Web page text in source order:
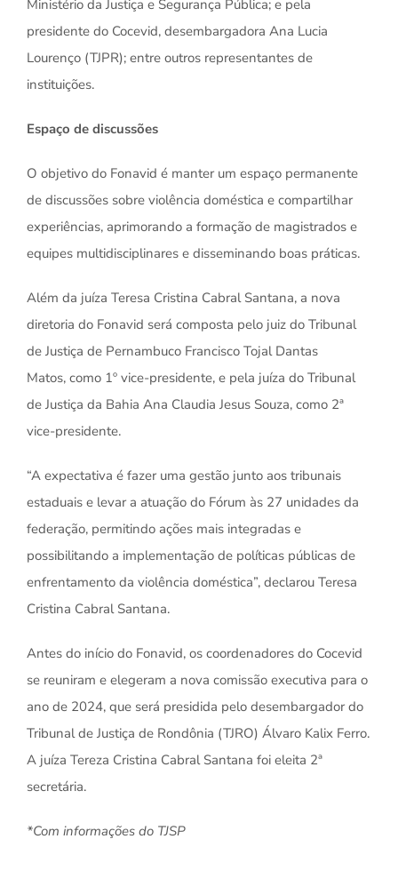
Ministério da Justiça e Segurança Pública; e pela
presidente do Cocevid, desembargadora Ana Lucia
Lourenço (TJPR); entre outros representantes de
instituições.
Espaço de discussões
O objetivo do Fonavid é manter um espaço permanente
de discussões sobre violência doméstica e compartilhar
experiências, aprimorando a formação de magistrados e
equipes multidisciplinares e disseminando boas práticas.
Além da juíza Teresa Cristina Cabral Santana, a nova
diretoria do Fonavid será composta pelo juiz do Tribunal
de Justiça de Pernambuco Francisco Tojal Dantas
Matos, como 1º vice-presidente, e pela juíza do Tribunal
de Justiça da Bahia Ana Claudia Jesus Souza, como 2ª
vice-presidente.
“A expectativa é fazer uma gestão junto aos tribunais
estaduais e levar a atuação do Fórum às 27 unidades da
federação, permitindo ações mais integradas e
possibilitando a implementação de políticas públicas de
enfrentamento da violência doméstica”, declarou Teresa
Cristina Cabral Santana.
Antes do início do Fonavid, os coordenadores do Cocevid
se reuniram e elegeram a nova comissão executiva para o
ano de 2024, que será presidida pelo desembargador do
Tribunal de Justiça de Rondônia (TJRO) Álvaro Kalix Ferro.
A juíza Tereza Cristina Cabral Santana foi eleita 2ª
secretária.
*Com informações do TJSP